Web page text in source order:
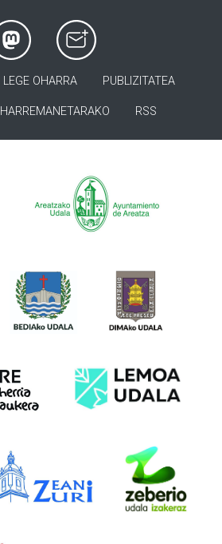
LEGE OHARRA PUBLIZITATEA
HARREMANETARAKO RSS